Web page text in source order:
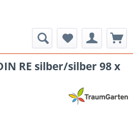
RE silber/silber 98 x